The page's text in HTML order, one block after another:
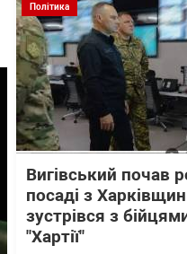
Політика
Вигівський почав
посаді з
зустрівся з
"Хартії"